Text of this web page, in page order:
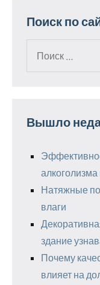
Поиск по
Вышло
алкоголизма
Натяжные
влаги
здание
Почему
влияет на